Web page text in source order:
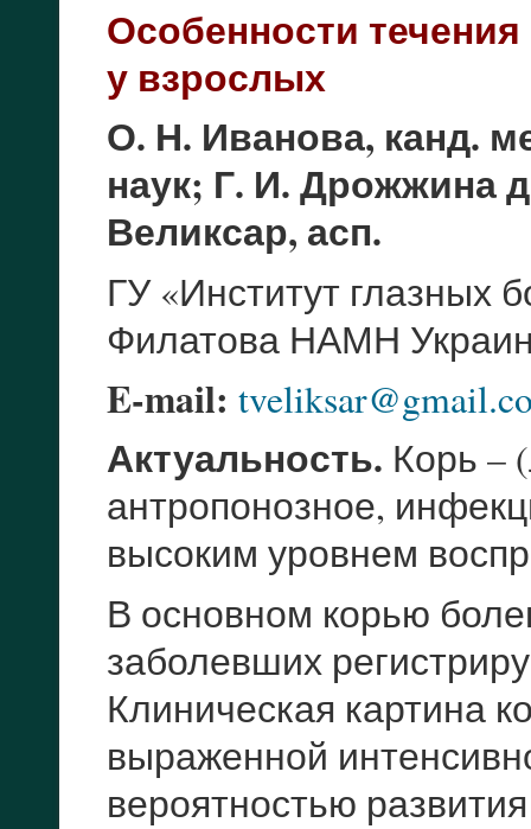
Особенности
у взрослых
О. Н. Иванова, канд.
наук; Г. И. Дрожжина
Великсар, асп.
ГУ «Институт глазных
Филатова НАМН
E-mail:
Актуальность. Корь –
антропонозное,
высоким уровнем
В основном корью
заболевших
Клиническая картина
выраженной
вероятностью